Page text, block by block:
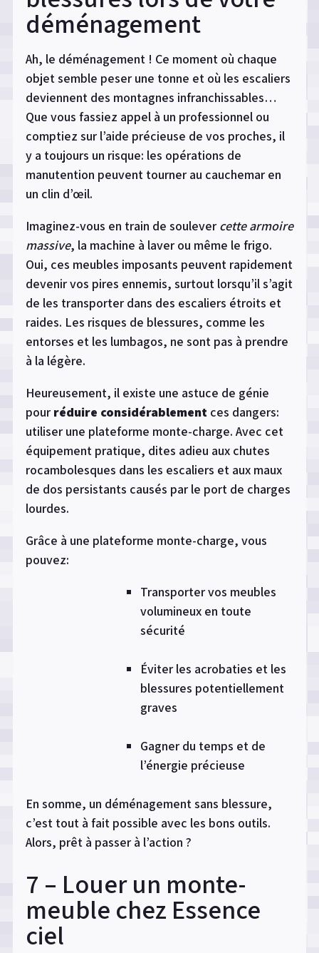
déménagement
Ah, le déménagement ! Ce moment où chaque
objet semble peser une tonne et où les escaliers
deviennent des montagnes infranchissables…
Que vous fassiez appel à un professionnel ou
comptiez sur l’aide précieuse de vos proches, il
y a toujours un risque: les opérations de
manutention peuvent tourner au cauchemar en
un clin d’œil.
Imaginez-vous en train de soulevercette armoire
massive, la machine à laver ou même le frigo.
Oui, ces meubles imposants peuvent rapidement
devenir vos pires ennemis, surtout lorsqu’il s’agit
de les transporter dans des escaliers étroits et
raides. Les risques de blessures, comme les
entorses et les lumbagos, ne sont pas à prendre
à la légère.
Heureusement, il existe une astuce de génie
pourréduire considérablement ces dangers:
utiliser une plateforme monte-charge. Avec cet
équipement pratique, dites adieu aux chutes
rocambolesques dans les escaliers et aux maux
de dos persistants causés par le port de charges
lourdes.
Grâce à une plateforme monte-charge, vous
pouvez:
Transporter vos meubles
volumineux en toute
sécurité
Éviter les acrobaties et les
blessures potentiellement
graves
Gagner du temps et de
l’énergie précieuse
En somme, un déménagement sans blessure,
c’est tout à fait possible avec les bons outils.
Alors, prêt à passer à l’action ?
7 – Louer un monte-
meuble chez Essence
ciel